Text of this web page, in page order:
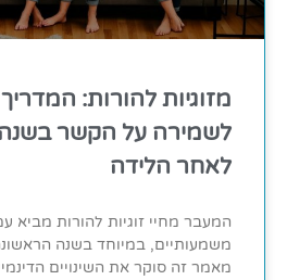
מזוגיות להורות:
לשמירה על הקשר
לאחר הלידה
המעבר מחיי זוגיות להורות מביא
משמעותיים, במיוחד בשנה
מאמר זה סוקר את השינויים